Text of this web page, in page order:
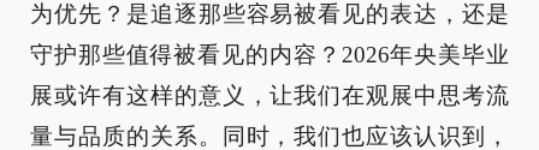
为优先？是追逐那些容易被看见的表达，还是
守护那些值得被看见的内容？2026年央美毕业
展或许有这样的意义，让我们在观展中思考流
量与品质的关系。同时，我们也应该认识到，